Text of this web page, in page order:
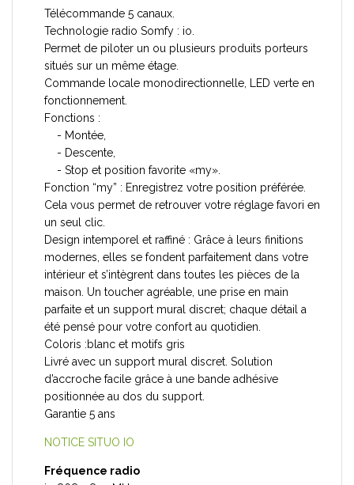
Télécommande 5 canaux.
Technologie radio Somfy : io.
Permet de piloter un ou plusieurs produits porteurs
situés sur un même étage.
Commande locale monodirectionnelle, LED verte en
fonctionnement.
Fonctions :
- Montée,
- Descente,
- Stop et position favorite «my».
Fonction “my” : Enregistrez votre position préférée.
Cela vous permet de retrouver votre réglage favori en
un seul clic.
Design intemporel et raffiné : Grâce à leurs finitions
modernes, elles se fondent parfaitement dans votre
intérieur et s’intègrent dans toutes les pièces de la
maison. Un toucher agréable, une prise en main
parfaite et un support mural discret; chaque détail a
été pensé pour votre confort au quotidien.
Coloris :blanc et motifs gris
Livré avec un support mural discret. Solution
d’accroche facile grâce à une bande adhésive
positionnée au dos du support.
Garantie 5 ans
NOTICE SITUO IO
Fréquence radio